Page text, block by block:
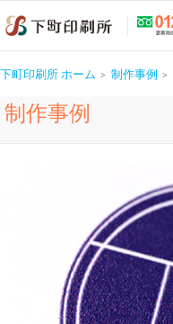
下町印刷所 ホーム 制作事例
制作事例